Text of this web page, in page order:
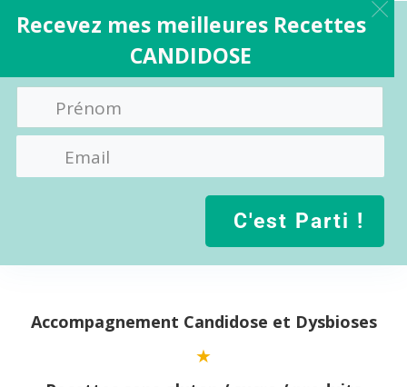
contenuAccompagnement Candidose et Dysbioses
Recevez mes meilleures Recettes
CANDIDOSE
C'est Parti !